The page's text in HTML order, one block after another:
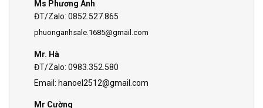
Ms Phương Anh
ĐT/Zalo: 0852.527.865
phuonganhsale.1685@gmail.com
Mr. Hà
ĐT/Zalo: 0983.352.580
Email: hanoel2512@gmail.com
Mr Cường